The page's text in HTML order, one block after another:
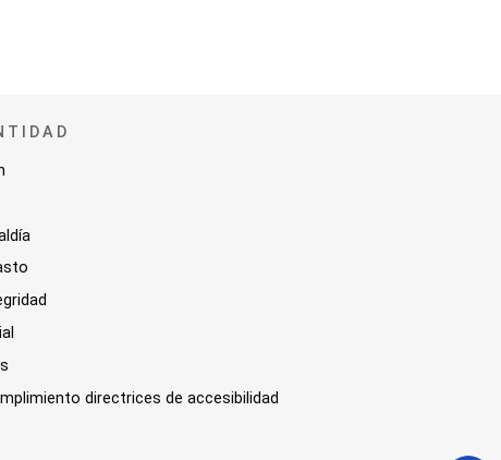
directrices de accesibilidad